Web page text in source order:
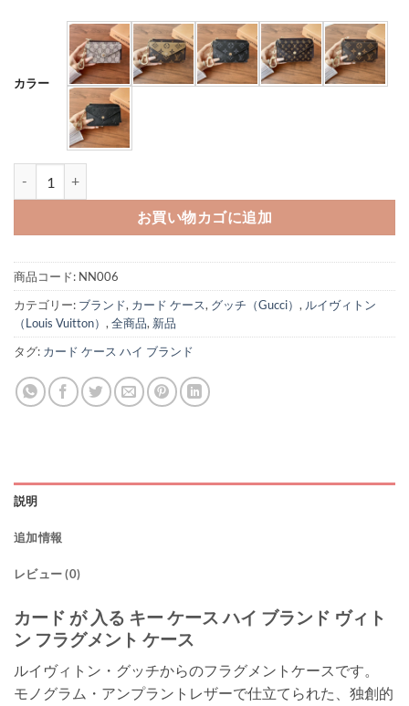
カラー
お買い物カゴに追加
商品コード: NN006
カテゴリー: ブランド, カード ケース, グッチ（Gucci） , ルイヴィトン
（Louis Vuitton） , 全商品, 新品
タグ: カード ケース ハイ ブランド
説明
追加情報
レビュー (0)
カード が 入る キー ケース ハイ ブランド ヴィト
ン フラグメント ケース
ルイヴィトン・グッチからのフラグメントケースです。
モノグラム・アンプラントレザーで仕立てられた、独創的